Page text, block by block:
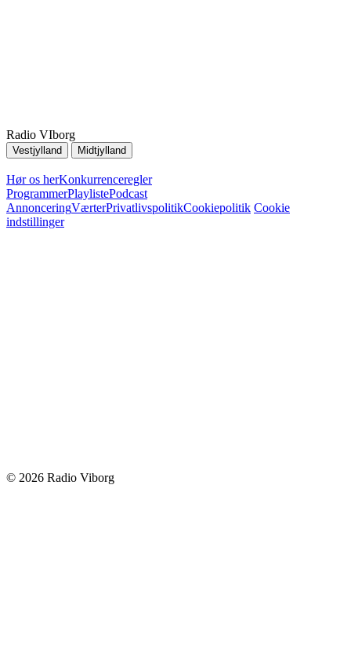
Radio VIborg
Vestjylland Midtjylland
Hør os herKonkurrenceregler
ProgrammerPlaylistePodcast
AnnonceringVærterPrivatlivspolitikCookiepolitik Cookie
indstillinger
© 2026 Radio Viborg